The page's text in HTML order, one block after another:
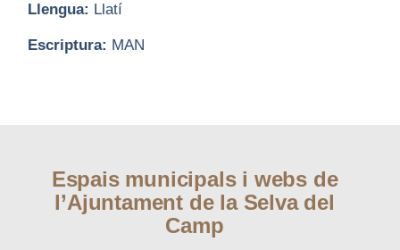
Llengua: Llatí
Escriptura: MAN
Espais municipals i webs de
l’Ajuntament de la Selva del
Camp